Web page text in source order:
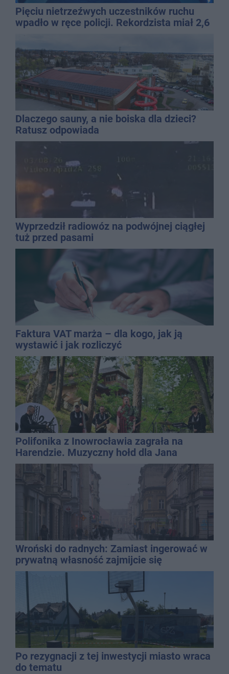
Pięciu nietrzeźwych uczestników ruchu
wpadło w ręce policji. Rekordzista miał 2,6
Dlaczego sauny, a nie boiska dla dzieci?
Ratusz odpowiada
Wyprzedził radiowóz na podwójnej ciągłej
tuż przed pasami
Faktura VAT marża – dla kogo, jak ją
wystawić i jak rozliczyć
Polifonika z Inowrocławia zagrała na
Harendzie. Muzyczny hołd dla Jana
Kasprowicza
Wroński do radnych: Zamiast ingerować w
prywatną własność zajmijcie się
gospodarką
Po rezygnacji z tej inwestycji miasto wraca
do tematu